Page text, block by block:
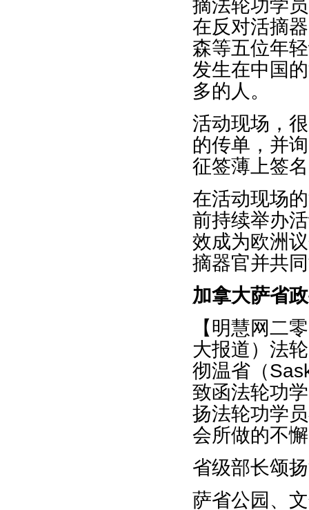
摘法轮功学
在反对活摘
森等五位年
发生在中国
多的人。
活动现场，
的传单，并
征签薄上签
在活动现场
前持续举办
效成为欧洲
摘器官并共
加拿大萨省
【明慧网二
大报道）法
彻温省（
致函法轮功
扬法轮功学
会所做的不
省级部长颂
萨省公园、